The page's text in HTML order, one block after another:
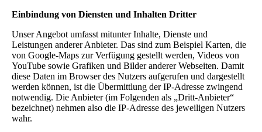
Einbindung von Diensten und Inhalten Dritter
Unser Angebot umfasst mitunter Inhalte, Dienste und
Leistungen anderer Anbieter. Das sind zum Beispiel Karten, die
von Google-Maps zur Verfügung gestellt werden, Videos von
YouTube sowie Grafiken und Bilder anderer Webseiten. Damit
diese Daten im Browser des Nutzers aufgerufen und dargestellt
werden können, ist die Übermittlung der IP-Adresse zwingend
notwendig. Die Anbieter (im Folgenden als „Dritt-Anbieter“
bezeichnet) nehmen also die IP-Adresse des jeweiligen Nutzers
wahr.